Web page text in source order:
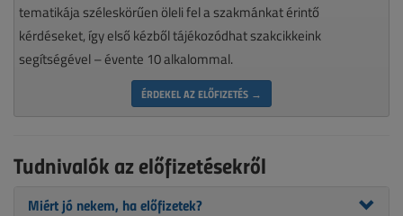
tematikája széleskörűen öleli fel a szakmánkat érintő
kérdéseket, így első kézből tájékozódhat szakcikkeink
segítségével – évente 10 alkalommal.
ÉRDEKEL AZ ELŐFIZETÉS →
Tudnivalók az előfizetésekről
Miért jó nekem, ha előfizetek?